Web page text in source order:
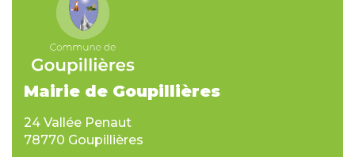
Mairie de Goupillières
24 Vallée Penaut
78770 Goupillières